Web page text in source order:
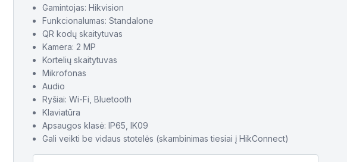
Gamintojas: Hikvision
Funkcionalumas: Standalone
QR kodų skaitytuvas
Kamera: 2 MP
Kortelių skaitytuvas
Mikrofonas
Audio
Ryšiai: Wi-Fi, Bluetooth
Klaviatūra
Apsaugos klasė: IP65, IK09
Gali veikti be vidaus stotelės (skambinimas tiesiai į HikConnect)